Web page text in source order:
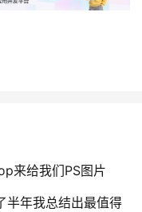
来给我们PS图片
半年我总结出最值得